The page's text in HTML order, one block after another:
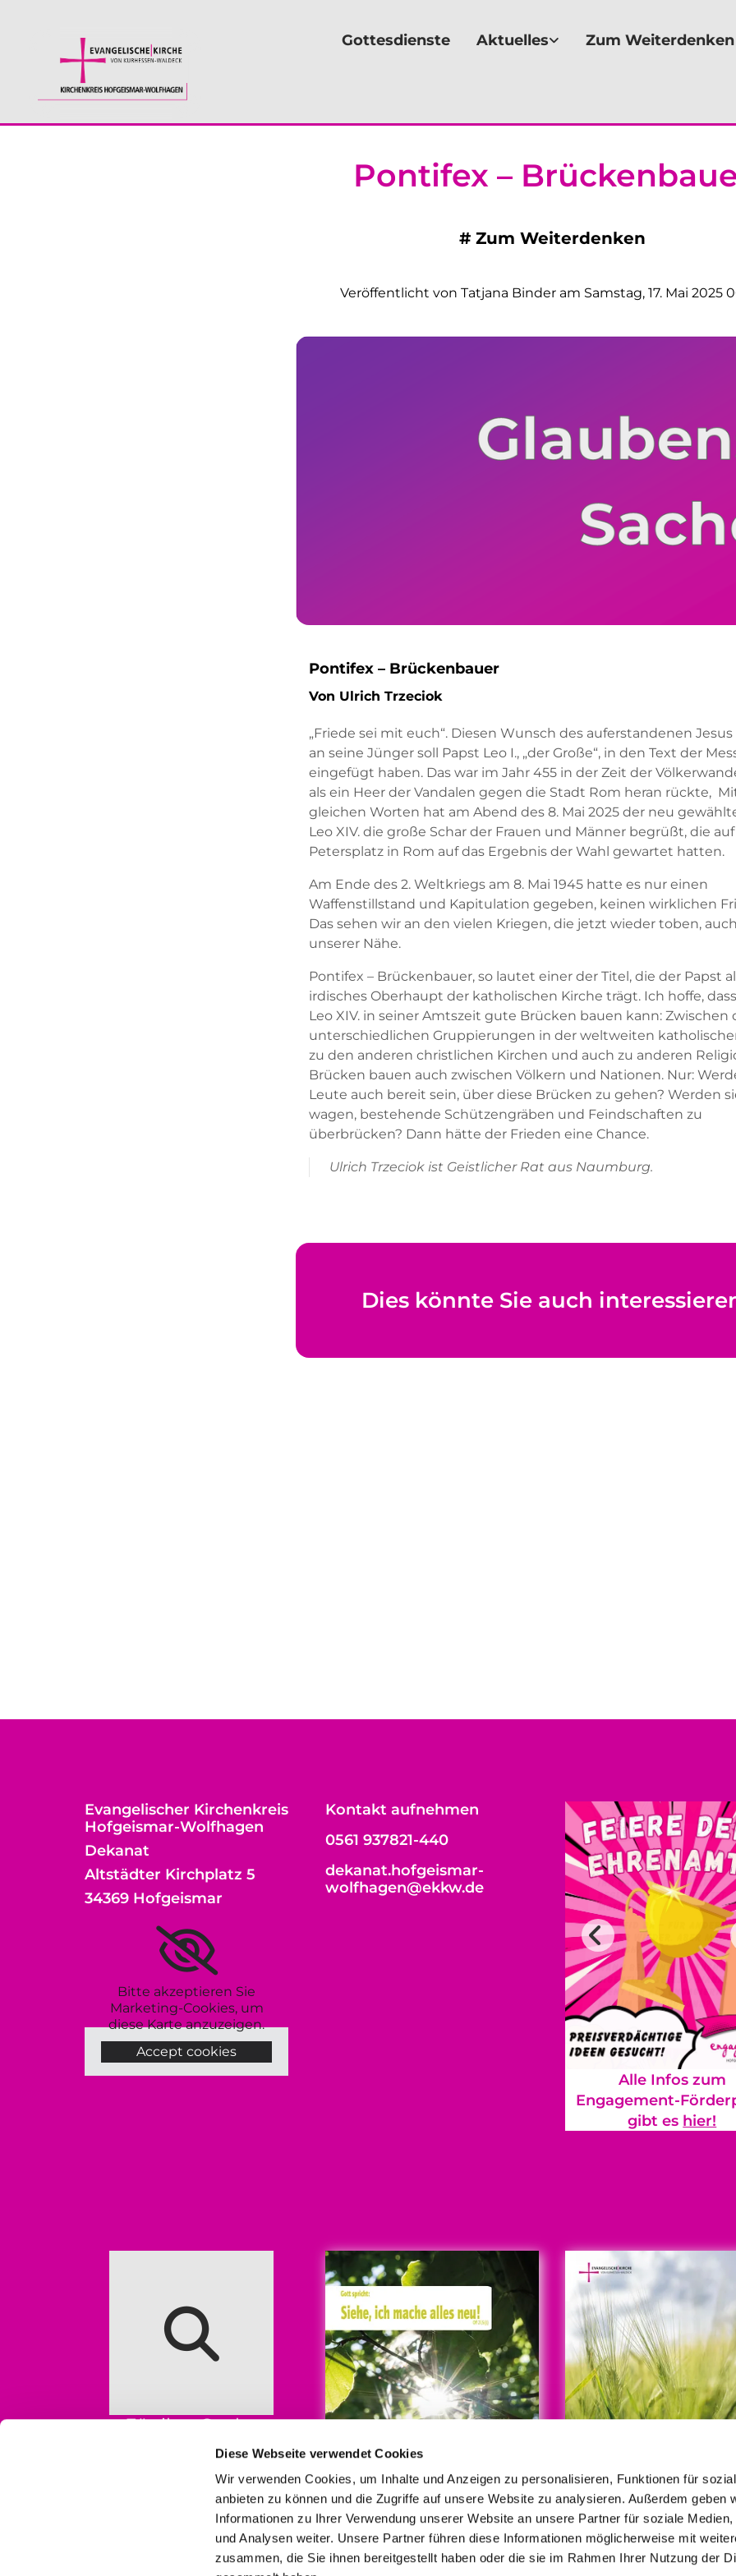
Diese Webseite verwendet Cookies
Wir verwenden Cookies, um Inhalte und Anzeigen zu personalisieren, Funktionen für
anbieten zu können und die Zugriffe auf unsere Website zu analysieren. Außerdem geben
Informationen zu Ihrer Verwendung unserer Website an unsere Partner für soziale Medien,
und Analysen weiter. Unsere Partner führen diese Informationen möglicherweise mit
zusammen, die Sie ihnen bereitgestellt haben oder die sie im Rahmen Ihrer Nutzung der
Gottesdienste Aktuelles Zum Weiterdenken
Pontifex –
# Zum Weiterdenken
Veröffentlicht von Tatjana Binder am Samstag, 17. Mai 2025
Pontifex – Brückenbauer
Von Ulrich Trzeciok
„Friede sei mit euch“. Diesen Wunsch des auferstandenen
an seine Jünger soll Papst Leo I., „der Große“, in den Text der
eingefügt haben. Das war im Jahr 455 in der Zeit der
als ein Heer der Vandalen gegen die Stadt Rom heran rückte,
gleichen Worten hat am Abend des 8. Mai 2025 der neu
Leo XIV. die große Schar der Frauen und Männer begrüßt, die
Petersplatz in Rom auf das Ergebnis der Wahl gewartet hatten.
Am Ende des 2. Weltkriegs am 8. Mai 1945 hatte es nur einen
Waffenstillstand und Kapitulation gegeben, keinen wirklichen
Das sehen wir an den vielen Kriegen, die jetzt wieder toben,
unserer Nähe.
Pontifex – Brückenbauer, so lautet einer der Titel, die der Papst
irdisches Oberhaupt der katholischen Kirche trägt. Ich hoffe,
Leo XIV. in seiner Amtszeit gute Brücken bauen kann: Zwischen
unterschiedlichen Gruppierungen in der weltweiten
zu den anderen christlichen Kirchen und auch zu anderen
Brücken bauen auch zwischen Völkern und Nationen. Nur:
Leute auch bereit sein, über diese Brücken zu gehen? Werden
wagen, bestehende Schützengräben und Feindschaften zu
überbrücken? Dann hätte der Frieden eine Chance.
Ulrich Trzeciok ist Geistlicher Rat aus Naumburg.
Dies könnte Sie auch
Evangelischer Kirchenkreis
Hofgeismar-Wolfhagen
Dekanat
Altstädter Kirchplatz 5
34369 Hofgeismar
Bitte akzeptieren Sie
Marketing-Cookies, um
diese Karte anzuzeigen.
Accept cookies
Kontakt aufnehmen
0561 937821-440
dekanat.hofgeismar-
wolfhagen@ekkw.de
Alle Infos zum
Engagement-
gibt es hier!
Für ihre Suche
© Foto/Grafik: medio.tv/Schauderna/